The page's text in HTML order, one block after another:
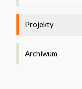
Projekty
Archiwum